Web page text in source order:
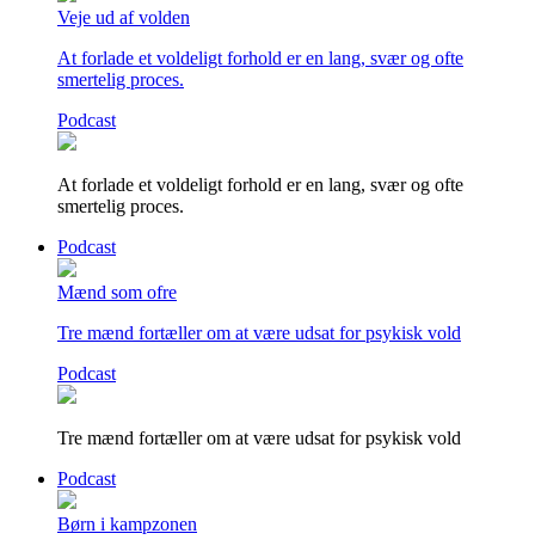
Veje ud af volden
At forlade et voldeligt forhold er en lang, svær og ofte
smertelig proces.
Podcast
At forlade et voldeligt forhold er en lang, svær og ofte
smertelig proces.
Podcast
Mænd som ofre
Tre mænd fortæller om at være udsat for psykisk vold
Podcast
Tre mænd fortæller om at være udsat for psykisk vold
Podcast
Børn i kampzonen